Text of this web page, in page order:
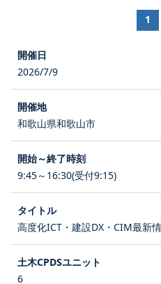
1
2026/7/9
和歌山県和歌山市
9:45～16:30(受付9:15)
高度化ICT・建設DX・CIM最新
6